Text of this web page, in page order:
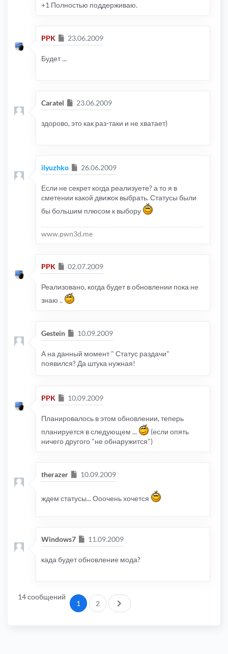
+1 Полностью поддерживаю.
PPK Сообщение
23.06.2009
Будет ...
Caratel Сообщение
23.06.2009
здорово, это как раз-таки и не хватает)
ilyuzhko Сообщение
26.06.2009
Если не секрет когда реализуете? а то я в
сметении какой движок выбрать. Статусы были
бы большим плюсом к выбору
www.pwn3d.me
PPK Сообщение
02.07.2009
Реализовано, когда будет в обновлении пока не
знаю ..
Gestein Сообщение
10.09.2009
А на данный момент " Статус раздачи"
появился? Да штука нужная!
PPK Сообщение
10.09.2009
Планировалось в этом обновлении, теперь
планируется в следующем ...
(если опять
ничего другого "не обнаружится")
therazer Сообщение
10.09.2009
ждем статусы... Ооочень хочется
Windows7 Сообщение
11.09.2009
када будет обновление мода?
14 сообщений
1 2 След.